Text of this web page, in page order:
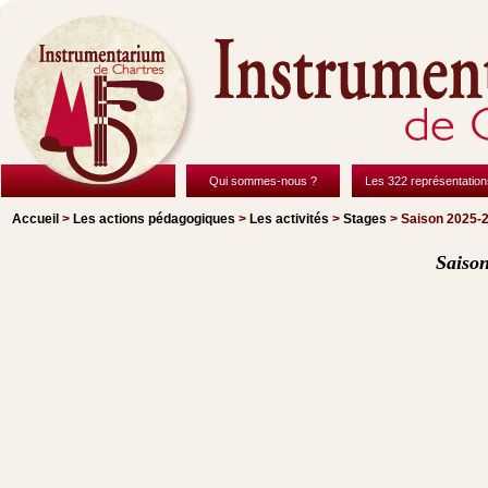
Qui sommes-nous ? Les 322
Accueil > Les actions pédagogiques > Les activités > Stages > Saison 2025-